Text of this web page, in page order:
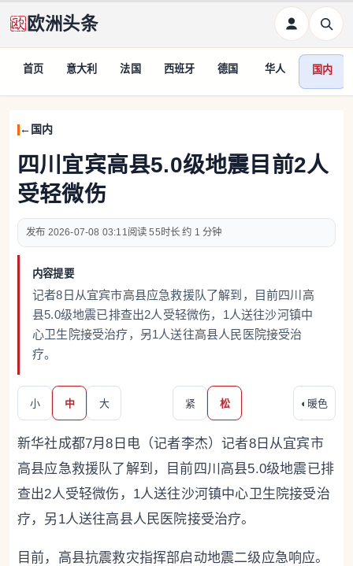
欧洲头条
首页 意大利 法国 西班牙 德国 华人 国内
国内
四川宜宾高县5.0级地震目前2人
受轻微伤
2026-07-08 03:11 55 约 1 分钟
内容提要
记者8日从宜宾市高县应急救援队了解到，目前四川高
县5.0级地震已排查出2人受轻微伤，1人送往沙河镇中
心卫生院接受治疗，另1人送往高县人民医院接受治
疗。
小 中 大 紧 松 ◐ 暖色
新华社成都7月8日电（记者李杰）记者8日从宜宾市
高县应急救援队了解到，目前四川高县5.0级地震已排
查出2人受轻微伤，1人送往沙河镇中心卫生院接受治
疗，另1人送往高县人民医院接受治疗。
目前，高县抗震救灾指挥部启动地震二级应急响应。